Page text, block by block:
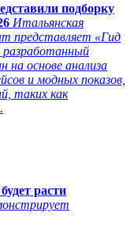
подборку
Итальянская
представляет «Гид
разработанный
на основе анализа
и модных показов,
таких как
расти